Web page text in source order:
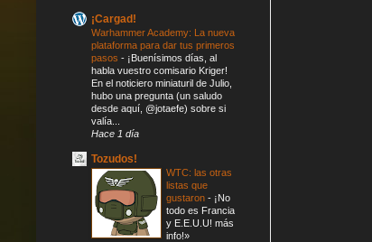
¡Cargad!
Warhammer Academy: La nueva
plataforma para dar tus primeros
pasos - ¡Buenísimos días, al
habla vuestro comisario Kriger!
En el noticiero miniaturil de Julio,
hubo una pregunta (un saludo
desde aquí, @jotaefe) sobre si
valía...
Hace 1 día
Tozudos!
WTC: las otras
listas que
gustaron - ¡No
todo es Francia
y E.E.U.U! más
info!»